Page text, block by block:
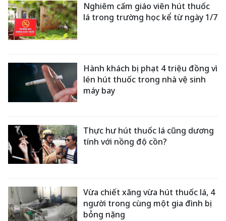
Nghiêm cấm giáo viên hút thuốc
lá trong trường học kể từ ngày 1/7
Hành khách bị phạt 4 triệu đồng vì
lén hút thuốc trong nhà vệ sinh
máy bay
Thực hư hút thuốc lá cũng dương
tính với nồng độ cồn?
Vừa chiết xăng vừa hút thuốc lá, 4
người trong cùng một gia đình bị
bỏng nặng